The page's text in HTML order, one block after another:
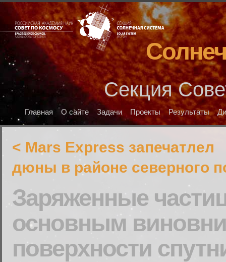
Секция
Главная О сайте Задачи Проекты Результаты
< Mars Express запечатлел
дюны в районе северного
Заряженные
основным
поверхности